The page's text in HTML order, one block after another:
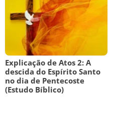
Explicação de Atos 2: A
descida do Espírito Santo
no dia de Pentecoste
(Estudo Bíblico)